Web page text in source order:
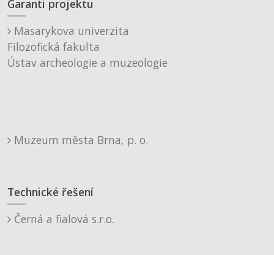
Garanti projektu
Masarykova univerzita
Filozofická fakulta
Ústav archeologie a muzeologie
Muzeum města Brna, p. o.
Technické řešení
Černá a fialová s.r.o.